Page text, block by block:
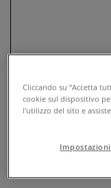
Cliccando su “Accetta
cookie sul dispositivo
l'utilizzo del sito e